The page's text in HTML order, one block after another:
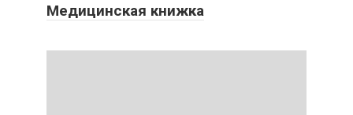
Медицинская книжка